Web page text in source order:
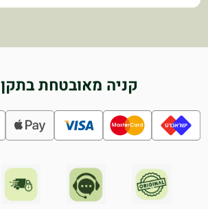
קניה מאובטחת בתקן PCI